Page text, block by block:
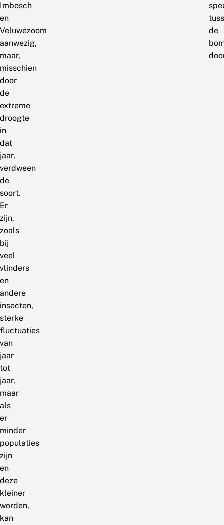
Imbosch
en
Veluwezoom
aanwezig,
maar,
misschien
door
de
extreme
droogte
in
dat
jaar,
verdween
de
soort.
Er
zijn,
zoals
bij
veel
vlinders
en
andere
insecten,
sterke
fluctuaties
van
jaar
tot
jaar,
maar
als
er
minder
populaties
zijn
en
deze
kleiner
worden,
kan
de